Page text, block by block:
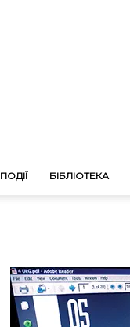
ПОДІЇ БІБЛІОТЕКА